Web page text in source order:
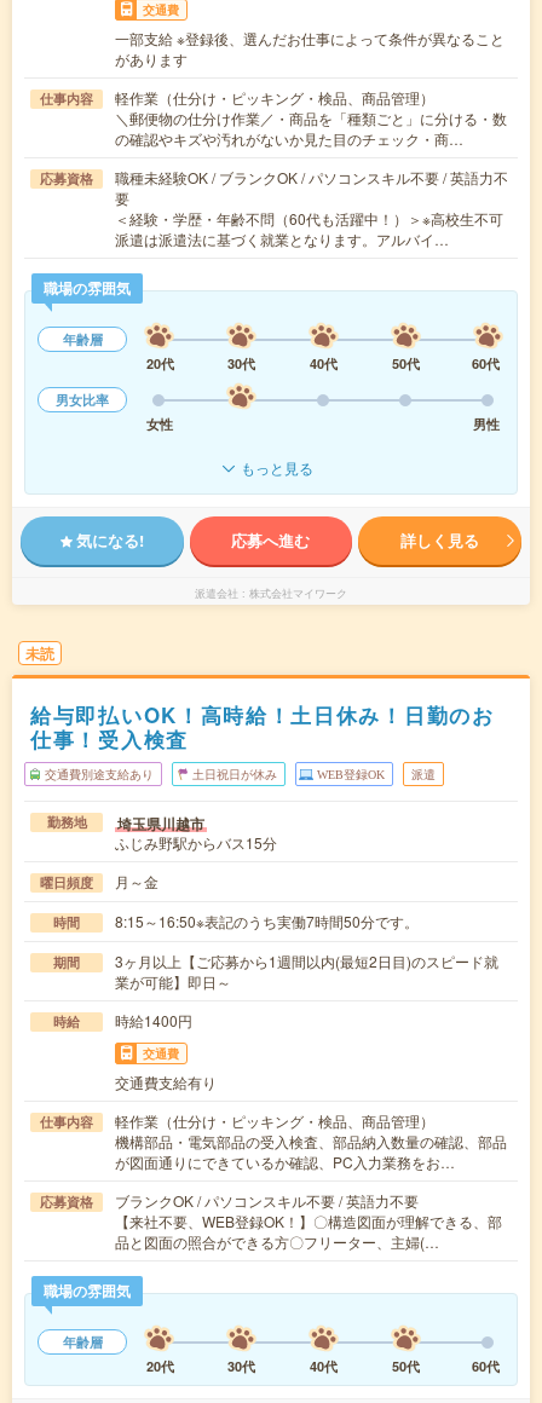
交通費
一部支給 ※登録後、選んだお仕事によって条件が異なること
があります
仕事内容
軽作業（仕分け・ピッキング・検品、商品管理）
＼郵便物の仕分け作業／・商品を「種類ごと」に分ける・数
の確認やキズや汚れがないか見た目のチェック・商…
応募資格
職種未経験OK / ブランクOK / パソコンスキル不要 / 英語力不
要
＜経験・学歴・年齢不問（60代も活躍中！）＞※高校生不可
派遣は派遣法に基づく就業となります。アルバイ…
職場の雰囲気
年齢層
20代
30代 40代 50代
60代
男女比率
女性
男性
もっと見る
気になる! 応募へ進む 詳しく見る
派遣会社 株式会社マイワーク
未読
給与即払いOK！高時給！土日休み！日勤のお
仕事！受入検査
交通費別途支給あり 土日祝日が休み WEB登録OK 派遣
勤務地 埼玉県川越市
ふじみ野駅からバス15分
曜日頻度 月～金
時間 8:15～16:50※表記のうち実働7時間50分です。
期間
3ヶ月以上【ご応募から1週間以内(最短2日目)のスピード就
業が可能】即日～
時給 時給1400円
交通費
交通費支給有り
仕事内容
軽作業（仕分け・ピッキング・検品、商品管理）
機構部品・電気部品の受入検査、部品納入数量の確認、部品
が図面通りにできているか確認、PC入力業務をお…
応募資格
ブランクOK / パソコンスキル不要 / 英語力不要
【来社不要、WEB登録OK！】〇構造図面が理解できる、部
品と図面の照合ができる方〇フリーター、主婦(…
職場の雰囲気
年齢層
20代
30代 40代 50代 60代